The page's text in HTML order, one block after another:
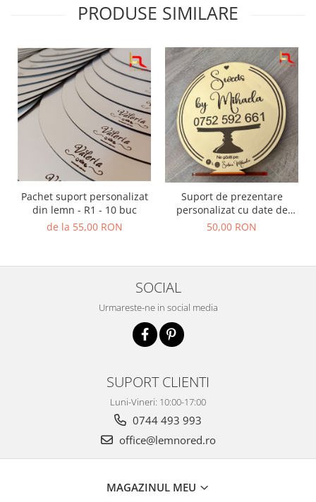
PRODUSE SIMILARE
Pachet suport personalizat
din lemn - R1 - 10 buc
de la 55,00 RON
Suport de prezentare
personalizat cu date de
contact pentru cofetării,
50,00 RON
SOCIAL
Urmareste-ne in social media
SUPORT CLIENTI
Luni-Vineri: 10:00-17:00
0744 493 993
office@lemnored.ro
MAGAZINUL MEU